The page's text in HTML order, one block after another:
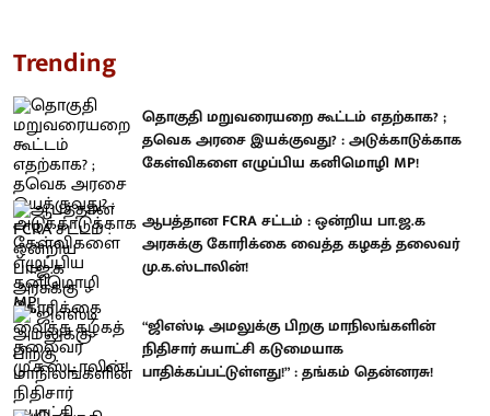
Trending
தொகுதி மறுவரையறை கூட்டம் எதற்காக? ;
தவெக அரசை இயக்குவது? : அடுக்காடுக்காக
கேள்விகளை எழுப்பிய கனிமொழி MP!
ஆபத்தான FCRA சட்டம் : ஒன்றிய பா.ஜ.க
அரசுக்கு கோரிக்கை வைத்த கழகத் தலைவர்
மு.க.ஸ்டாலின்!
“ஜிஎஸ்டி அமலுக்கு பிறகு மாநிலங்களின்
நிதிசார் சுயாட்சி கடுமையாக
பாதிக்கப்பட்டுள்ளது!” : தங்கம் தென்னரசு!